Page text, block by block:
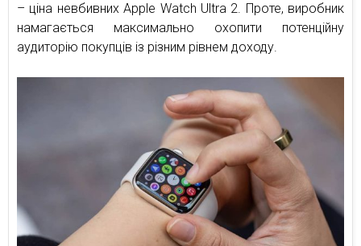
– ціна невбивних Apple Watch Ultra 2. Проте, виробник
намагається максимально охопити потенційну
аудиторію покупців із різним рівнем доходу.